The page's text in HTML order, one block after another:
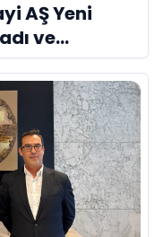
AŞ Yeni
ve
Vizyon